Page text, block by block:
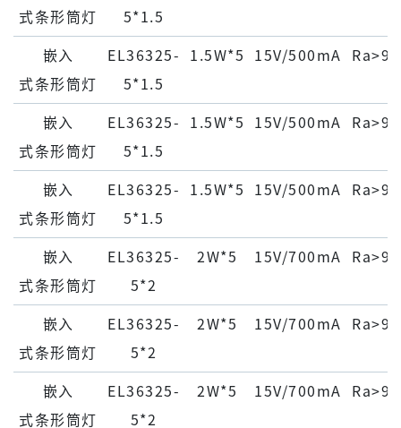
式条形筒灯
5*1.5
嵌⼊
式条形筒灯
EL36325-
5*1.5
1.5W*5 15V/500mA Ra>90
嵌⼊
式条形筒灯
EL36325-
5*1.5
1.5W*5 15V/500mA Ra>90
嵌⼊
式条形筒灯
EL36325-
5*1.5
1.5W*5 15V/500mA Ra>90
嵌⼊
式条形筒灯
EL36325-
5*2
2W*5 15V/700mA Ra>90
嵌⼊
式条形筒灯
EL36325-
5*2
2W*5 15V/700mA Ra>90
嵌⼊
式条形筒灯
EL36325-
5*2
2W*5 15V/700mA Ra>90